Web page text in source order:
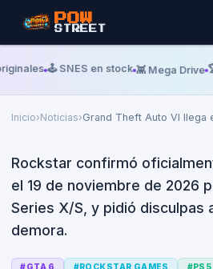
POW
STREET
🕹️ SNES en stock 👾 Mega Drive
Inicio›Noticias›Grand Theft Auto VI llega
VGC Viernes, 29 De Mayo De 2026
Grand Theft Auto
de noviembre y
perdón
Rockstar confirmó
el 19 de noviembre de 2026
Series X/S, y pidió disculpas
demora.
#GTA 6 #ROCKSTAR GAMES #PS5